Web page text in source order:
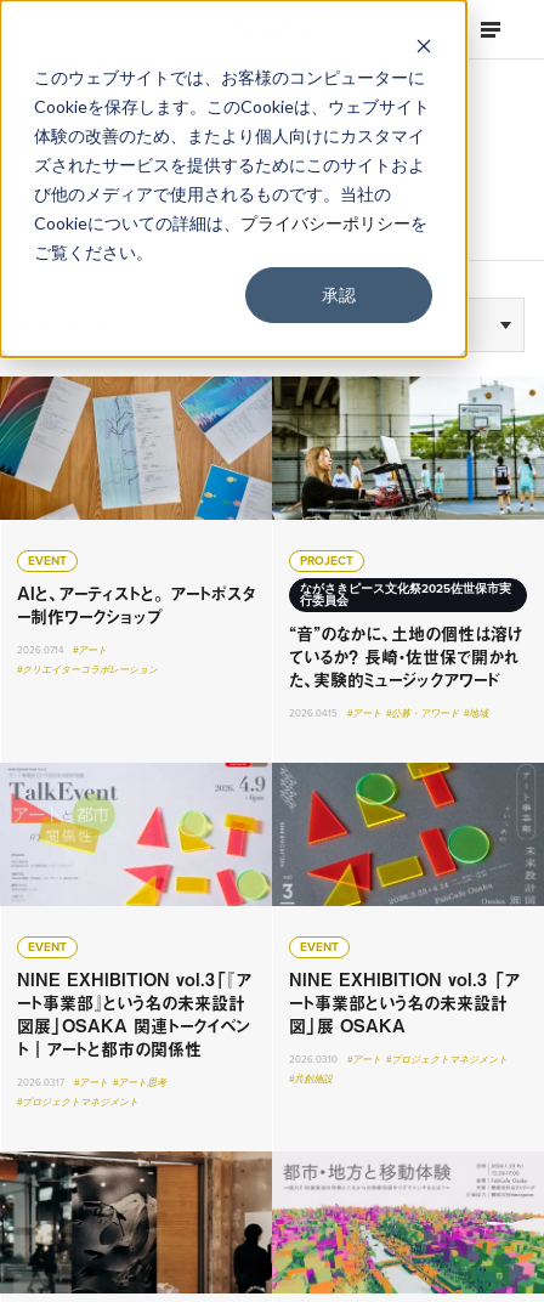
このウェブサイトでは、お客様のコンピューターに
Cookieを保存します。このCookieは、ウェブサイト
体験の改善のため、またより個人向けにカスタマイ
ズされたサービスを提供するためにこのサイトおよ
び他のメディアで使用されるものです。当社の
Cookieについての詳細は、 プライバシーポリシーを
ご覧ください。
承認
#アート
EVENT
AIと、アーティストと。 アートポスタ
ー制作ワークショップ
2026.07.14
#アート
#クリエイターコラボレーション
PROJECT
ながさきピース文化祭2025佐世保市実
行委員会
“音”のなかに、土地の個性は溶け
ているか？ 長崎・佐世保で開かれ
た、実験的ミュージックアワード
2026.04.15 #アート #公募・アワード #地域
EVENT
NINE EXHIBITION vol.3「『ア
ート事業部』という名の未来設計
図展」OSAKA 関連トークイベン
ト｜アートと都市の関係性
2026.03.17 #アート #アート思考
#プロジェクトマネジメント
EVENT
NINE EXHIBITION vol.3 「ア
ート事業部という名の未来設計
図」展 OSAKA
2026.03.10 #アート #プロジェクトマネジメント
#共創施設